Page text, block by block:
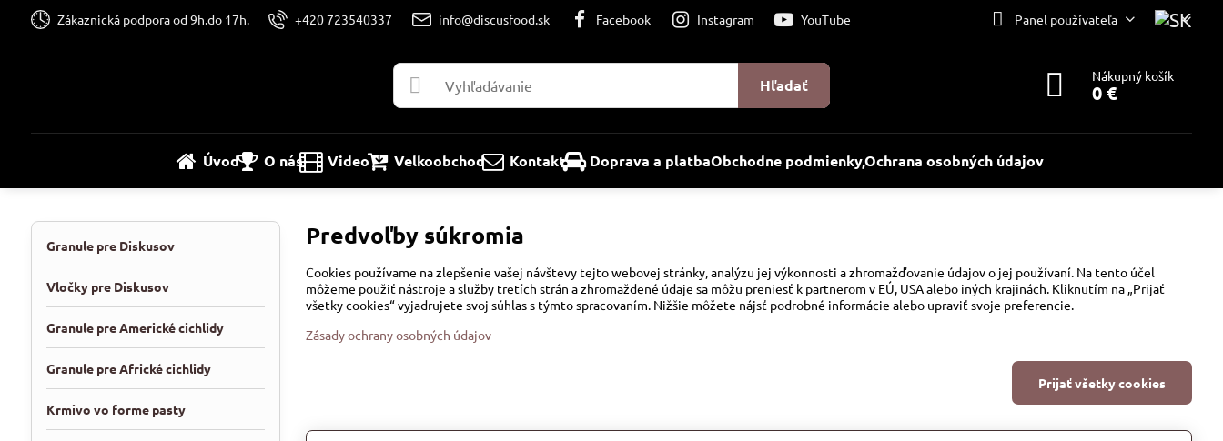
Zákaznická podpora od 9h.do 17h. +420 723540337 info@discusfood.sk Facebook Instagram YouTube Panel používateľa
Hľadať Nákupný košík
0 €
Úvod O nás Video Velkoobchod Kontakt Doprava a platbaObchodne podmienky,Ochrana osobných údajov
Predvoľby súkromia
Cookies používame na zlepšenie vašej návštevy tejto webovej stránky, analýzu jej výkonnosti a zhromažďovanie údajov o jej používaní. Na tento účel
môžeme použiť nástroje a služby tretích strán a zhromaždené údaje sa môžu preniesť k partnerom v EÚ, USA alebo iných krajinách. Kliknutím na „Prijať
všetky cookies“ vyjadrujete svoj súhlas s týmto spracovaním. Nižšie môžete nájsť podrobné informácie alebo upraviť svoje preferencie.
Zásady ochrany osobných údajov
Prijať všetky cookies
Granule pre Diskusov
Vločky pre Diskusov
Granule pre Americké cichlidy
Granule pre Africké cichlidy
Krmivo vo forme pasty